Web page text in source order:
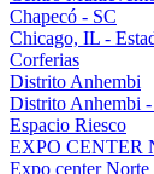
Chapecó - SC
Chicago, IL -
Corferias
Distrito Anhembi
Distrito Anhembi -
Espacio Riesco
EXPO CENTER
Expo center Norte